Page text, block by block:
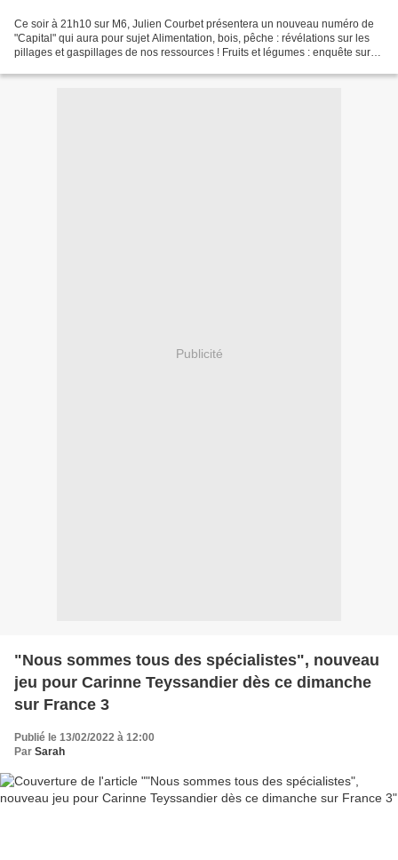
Ce soir à 21h10 sur M6, Julien Courbet présentera un nouveau numéro de
"Capital" qui aura pour sujet Alimentation, bois, pêche : révélations sur les
pillages et gaspillages de nos ressources ! Fruits et légumes : enquête sur
Publicité
"Nous sommes tous des spécialistes", nouveau
jeu pour Carinne Teyssandier dès ce dimanche
sur France 3
Publié le 13/02/2022 à 12:00
Par Sarah